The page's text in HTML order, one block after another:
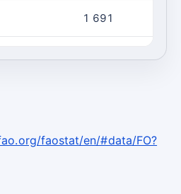
1 691
faostat/en/#data/FO?